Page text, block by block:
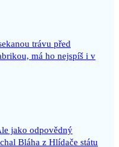
trávu před
má ho nejspíš i v
jako odpovědný
Bláha z Hlídače státu